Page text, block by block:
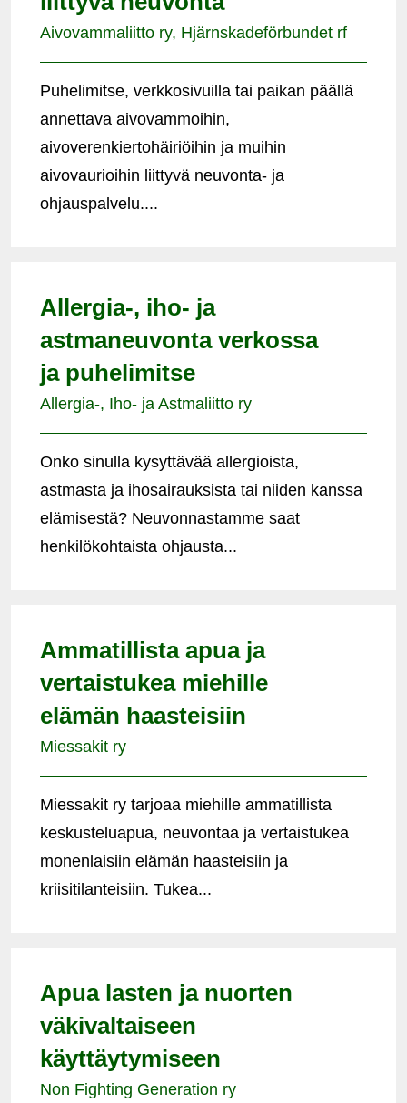
Aivovammaliitto ry, Hjärnskadeförbundet rf
Puhelimitse, verkkosivuilla tai paikan päällä
annettava aivovammoihin,
aivoverenkiertohäiriöihin ja muihin
aivovaurioihin liittyvä neuvonta- ja
ohjauspalvelu....
Allergia-, iho- ja
astmaneuvonta verkossa
ja puhelimitse
Allergia-, Iho- ja Astmaliitto ry
Onko sinulla kysyttävää allergioista,
astmasta ja ihosairauksista tai niiden kanssa
elämisestä? Neuvonnastamme saat
henkilökohtaista ohjausta...
Ammatillista apua ja
vertaistukea miehille
elämän haasteisiin
Miessakit ry
Miessakit ry tarjoaa miehille ammatillista
keskusteluapua, neuvontaa ja vertaistukea
monenlaisiin elämän haasteisiin ja
kriisitilanteisiin. Tukea...
Apua lasten ja nuorten
väkivaltaiseen
käyttäytymiseen
Non Fighting Generation ry